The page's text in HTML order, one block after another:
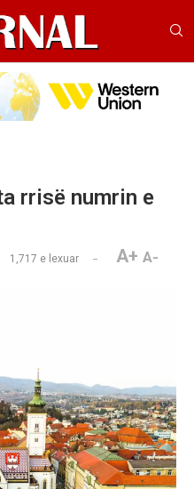
rrisë numrin e
1,717 e lexuar A+ A-